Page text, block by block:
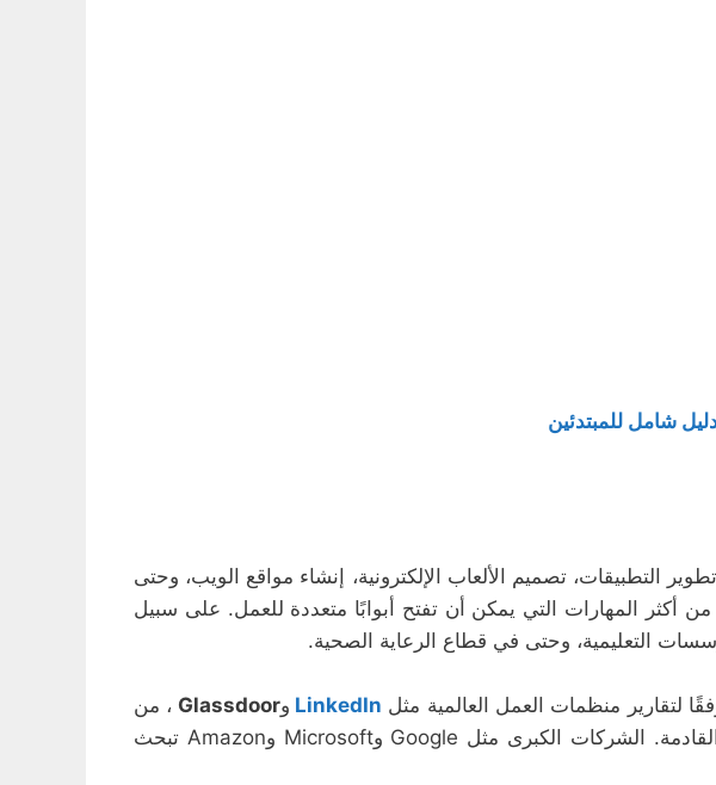
تصميم الألعاب الإلكترونية، إنشاء مواقع الويب، وحتى
أكثر المهارات التي يمكن أن تفتح أبوابًا متعددة للعمل. على سبيل
التعليمية، وحتى في قطاع الرعاية الصحية.
لتقارير منظمات العمل العالمية مثل LinkedIn وGlassdoor ، من
المتوقع أن تستمر الحاجة إلى المبرمجين في النمو بمعدلات كبيرة خلال السنوات القادمة. الشركات الكبرى مثل Google وMicrosoft وAmazon تبحث